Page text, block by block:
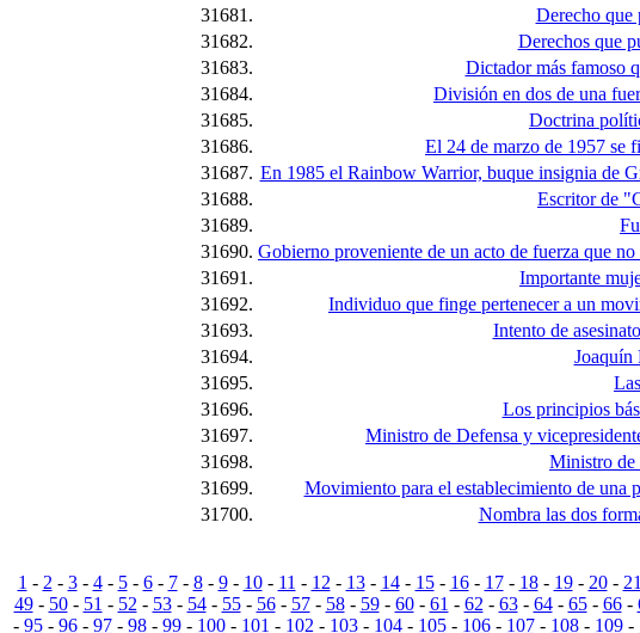
31681.
Derecho que
31682.
Derechos que
31683.
Dictador más famoso
31684.
División en dos de una
31685.
Doctrina
31686.
El 24 de marzo de 1957 se
31687. En 1985 el Rainbow Warrior, buque insignia de
31688.
Escritor de
31689.
31690. Gobierno proveniente de un acto de fuerza que
31691.
Importante
31692.
Individuo que finge pertenecer a un
31693.
Intento de
31694.
Joaquín
31695.
31696.
Los principios
31697.
Ministro de Defensa y
31698.
Ministro de
31699.
Movimiento para el establecimiento de una
31700.
Nombra las dos
1 - 2 - 3- 4- 5- 6- 7- 8- 9- 10- 11 - 12 - 13- 14- 15- 16- 17- 18- 19- 20- 21
49- 50- 51 - 52 - 53- 54- 55- 56- 57- 58- 59- 60- 61 - 62 - 63- 64- 65- 66-
- 95- 96- 97- 98- 99- 100- 101 - 102 - 103- 104- 105- 106- 107- 108- 109-